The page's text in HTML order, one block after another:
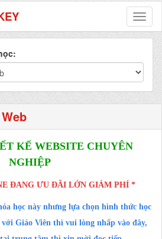
KẾ WEBSITE CHUYÊN
NGHIỆP
ĐANG ƯU ĐÃI LỚN GIẢM PHÍ *
học này nhưng lựa chọn hình thức học
Giáo Viên thì vui lòng nhấp vào đây,